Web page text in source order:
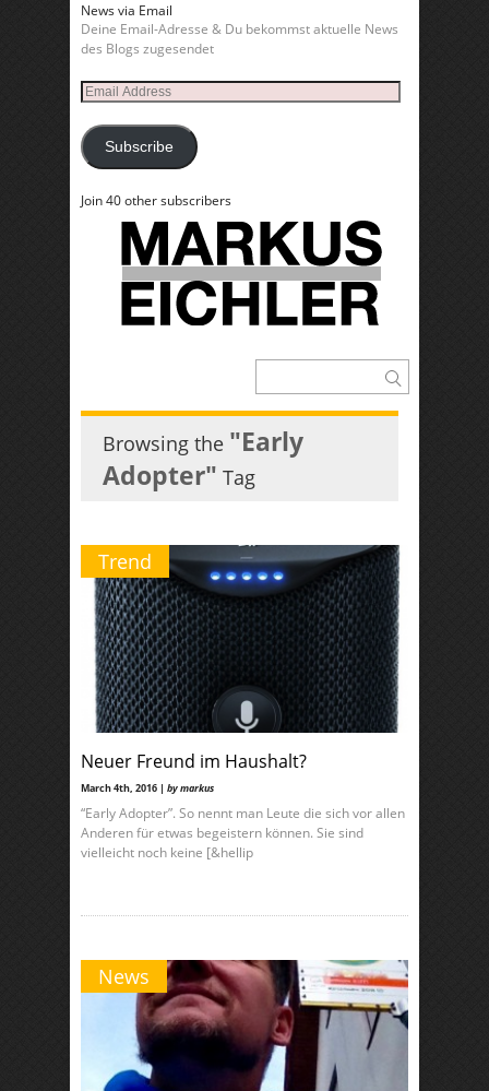
News via Email
Deine Email-Adresse & Du bekommst aktuelle News
des Blogs zugesendet
Email
Address
Subscribe
Join 40 other subscribers
Browsing the "Early
Adopter" Tag
Trend
Neuer Freund im Haushalt?
March 4th, 2016 | by markus
“Early Adopter”. So nennt man Leute die sich vor allen
Anderen für etwas begeistern können. Sie sind
vielleicht noch keine [&hellip
News